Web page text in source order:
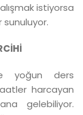
istiyorsa
yoğun ders
harcayan
gelebiliyor.